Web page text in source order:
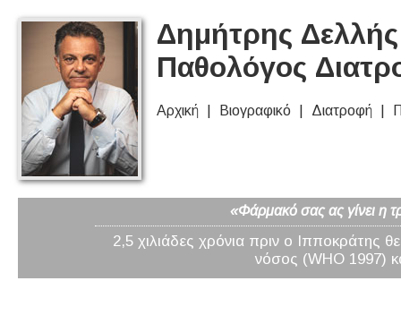
Δημήτρης
Παθολόγος
Αρχική Βιογραφικό Διατροφή
«Φάρμακό σας ας γίνει η
2,5 χιλιάδες χρόνια πριν ο Ιπποκράτης
νόσος (WHO 1997)